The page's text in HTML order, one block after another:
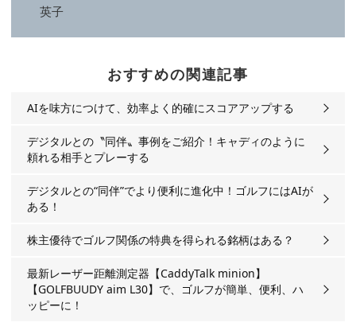
英子
おすすめの関連記事
AIを味方につけて、効率よく的確にスコアアップする
デジタルとの〝同伴〟事例をご紹介！キャディのように
頼れる相手とプレーする
デジタルとの“同伴”でより便利に進化中！ゴルフにはAIが
ある！
株主優待でゴルフ関係の特典を得られる銘柄はある？
最新レーザー距離測定器【CaddyTalk minion】
【GOLFBUUDY aim L30】で、ゴルフが簡単、便利、ハ
ッピーに！